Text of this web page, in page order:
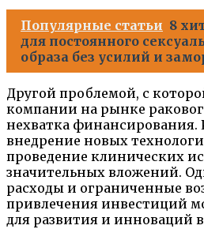
Популярные статьи 8
для постоянного
образа без усилий и
Другой проблемой, с
компании на рынке
нехватка финансирования.
внедрение новых
проведение клинических
значительных вложений.
расходы и ограниченные
привлечения инвестиций
для развития и инноваций